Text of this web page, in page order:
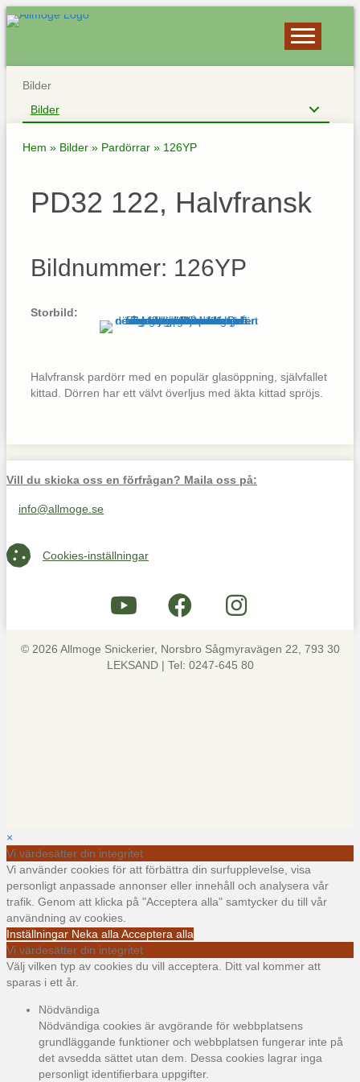
Bilder
Bilder
Hem » Bilder » Pardörrar » 126YP
PD32 122, Halvfransk
Bildnummer: 126YP
Storbild:
Halvfransk pardörr med en populär glasöppning, självfallet
kittad. Dörren har ett välvt överljus med äkta kittad spröjs.
Vill du skicka oss en förfrågan? Maila oss på:
Maila oss på info@allmoge.se
info@allmoge.se
Cookies-inställningar
Cookies-inställningar
© 2026 Allmoge Snickerier, Norsbro Sågmyravägen 22, 793 30
LEKSAND | Tel: 0247-645 80
×
Vi värdesätter din integritet
Vi använder cookies för att förbättra din surfupplevelse, visa
personligt anpassade annonser eller innehåll och analysera vår
trafik. Genom att klicka på "Acceptera alla" samtycker du till vår
användning av cookies.
Inställningar Neka alla Acceptera alla
Vi värdesätter din integritet
Välj vilken typ av cookies du vill acceptera. Ditt val kommer att
sparas i ett år.
Nödvändiga
Nödvändiga cookies är avgörande för webbplatsens
grundläggande funktioner och webbplatsen fungerar inte på
det avsedda sättet utan dem. Dessa cookies lagrar inga
personligt identifierbara uppgifter.